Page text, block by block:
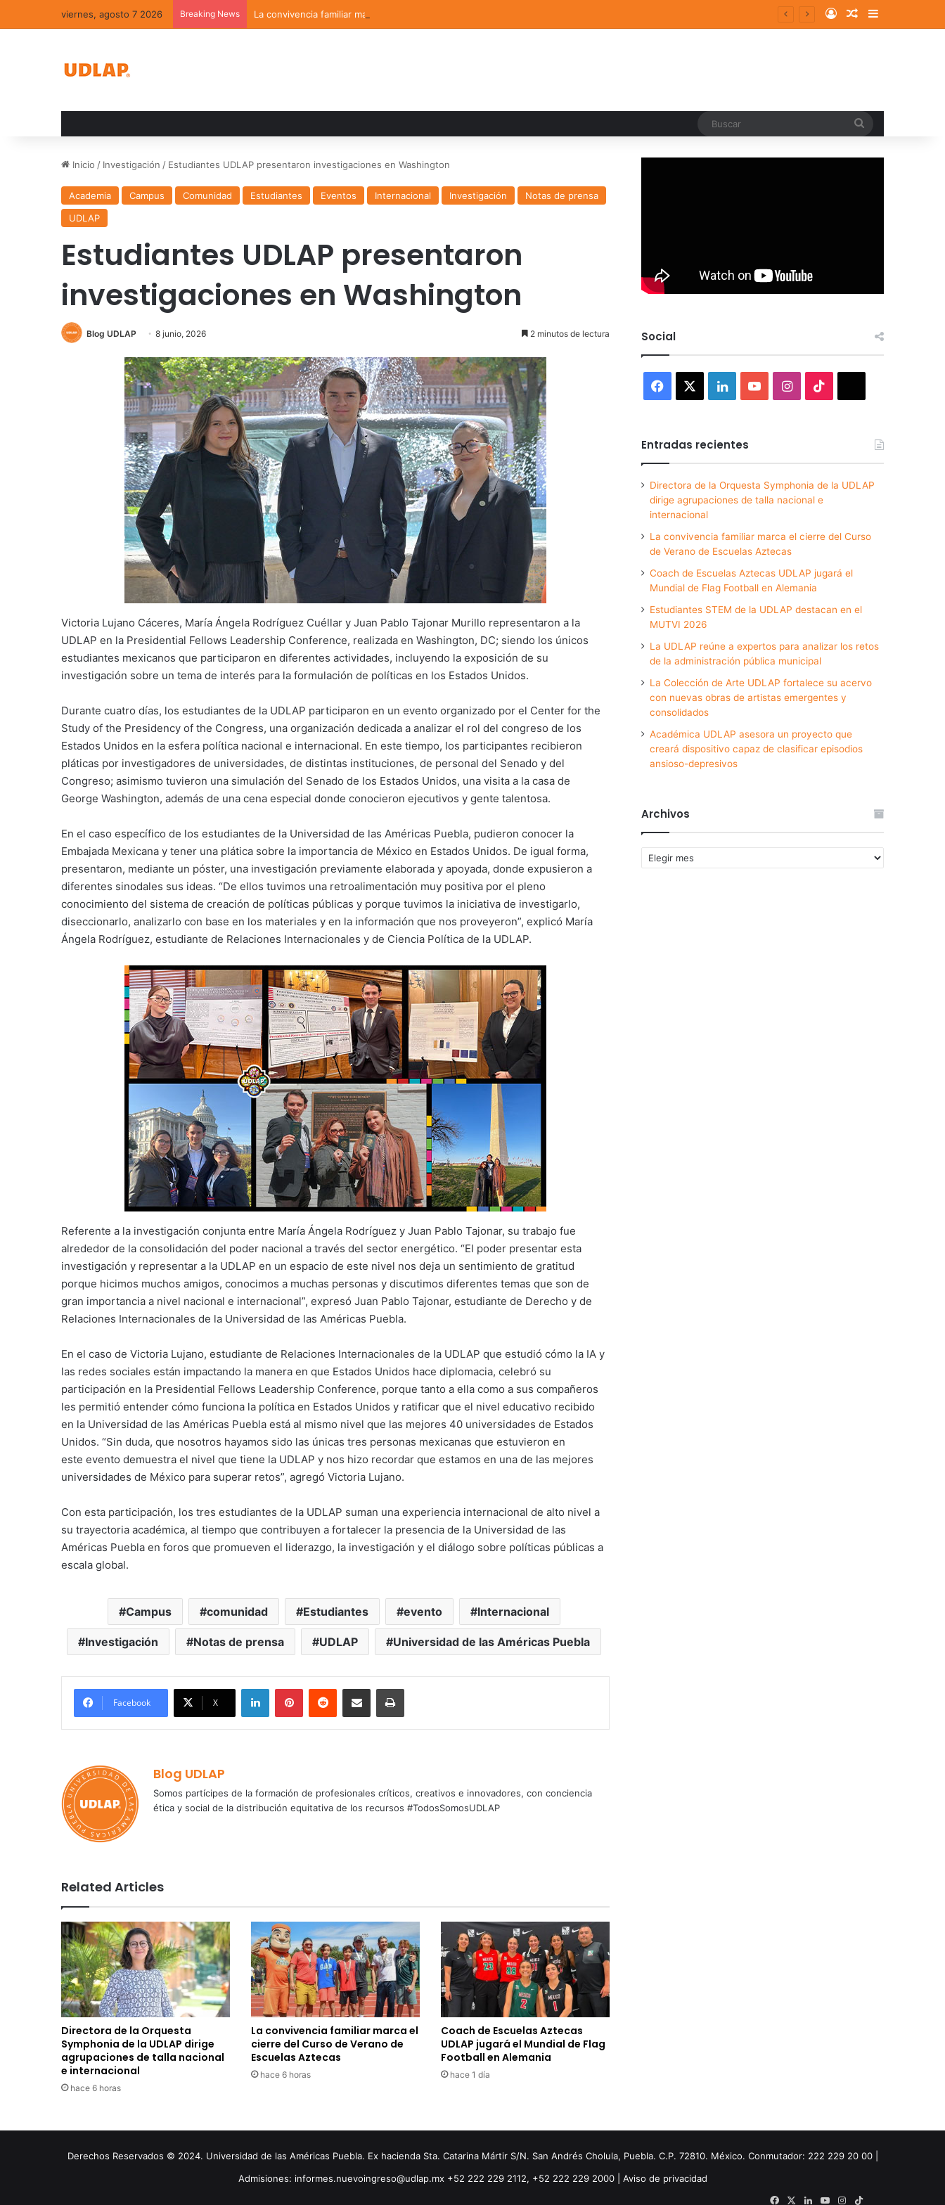
viernes, agosto 7 2026 Breaking News La convivencia familiar marca el cierre del Curso de Verano de Escuelas Aztecas Log InRandom Article
Sidebar
Inicio / Investigación / Estudiantes UDLAP presentaron investigaciones en Washington
Academia Campus Comunidad Estudiantes Eventos Internacional Investigación
Notas de prensa
UDLAP
Estudiantes UDLAP presentaron
investigaciones en Washington
Blog UDLAP 8 junio, 2026 2 minutos de lectura
Victoria Lujano Cáceres, María Ángela Rodríguez Cuéllar y Juan Pablo Tajonar Murillo representaron a la
UDLAP en la Presidential Fellows Leadership Conference, realizada en Washington, DC; siendo los únicos
estudiantes mexicanos que participaron en diferentes actividades, incluyendo la exposición de su
investigación sobre un tema de interés para la formulación de políticas en los Estados Unidos.
Durante cuatro días, los estudiantes de la UDLAP participaron en un evento organizado por el Center for the
Study of the Presidency of the Congress, una organización dedicada a analizar el rol del congreso de los
Estados Unidos en la esfera política nacional e internacional. En este tiempo, los participantes recibieron
pláticas por investigadores de universidades, de distintas instituciones, de personal del Senado y del
Congreso; asimismo tuvieron una simulación del Senado de los Estados Unidos, una visita a la casa de
George Washington, además de una cena especial donde conocieron ejecutivos y gente talentosa.
En el caso específico de los estudiantes de la Universidad de las Américas Puebla, pudieron conocer la
Embajada Mexicana y tener una plática sobre la importancia de México en Estados Unidos. De igual forma,
presentaron, mediante un póster, una investigación previamente elaborada y apoyada, donde expusieron a
diferentes sinodales sus ideas. “De ellos tuvimos una retroalimentación muy positiva por el pleno
conocimiento del sistema de creación de políticas públicas y porque tuvimos la iniciativa de investigarlo,
diseccionarlo, analizarlo con base en los materiales y en la información que nos proveyeron”, explicó María
Ángela Rodríguez, estudiante de Relaciones Internacionales y de Ciencia Política de la UDLAP.
Referente a la investigación conjunta entre María Ángela Rodríguez y Juan Pablo Tajonar, su trabajo fue
alrededor de la consolidación del poder nacional a través del sector energético. “El poder presentar esta
investigación y representar a la UDLAP en un espacio de este nivel nos deja un sentimiento de gratitud
porque hicimos muchos amigos, conocimos a muchas personas y discutimos diferentes temas que son de
gran importancia a nivel nacional e internacional”, expresó Juan Pablo Tajonar, estudiante de Derecho y de
Relaciones Internacionales de la Universidad de las Américas Puebla.
En el caso de Victoria Lujano, estudiante de Relaciones Internacionales de la UDLAP que estudió cómo la IA y
las redes sociales están impactando la manera en que Estados Unidos hace diplomacia, celebró su
participación en la Presidential Fellows Leadership Conference, porque tanto a ella como a sus compañeros
les permitió entender cómo funciona la política en Estados Unidos y ratificar que el nivel educativo recibido
en la Universidad de las Américas Puebla está al mismo nivel que las mejores 40 universidades de Estados
Unidos. “Sin duda, que nosotros hayamos sido las únicas tres personas mexicanas que estuvieron en
este evento demuestra el nivel que tiene la UDLAP y nos hizo recordar que estamos en una de las mejores
universidades de México para superar retos”, agregó Victoria Lujano.
Con esta participación, los tres estudiantes de la UDLAP suman una experiencia internacional de alto nivel a
su trayectoria académica, al tiempo que contribuyen a fortalecer la presencia de la Universidad de las
Américas Puebla en foros que promueven el liderazgo, la investigación y el diálogo sobre políticas públicas a
escala global.
Campus comunidad Estudiantes evento Internacional
Investigación Notas de prensa UDLAP Universidad de las Américas Puebla
Facebook X
LinkedInPinterestReddit Share via Email Print
Blog UDLAP
Somos partícipes de la formación de profesionales críticos, creativos e innovadores, con conciencia
ética y social de la distribución equitativa de los recursos #TodosSomosUDLAP
Related Articles
Directora de la Orquesta
Symphonia de la UDLAP dirige
agrupaciones de talla nacional
e internacional
hace 6 horas
La convivencia familiar marca el
cierre del Curso de Verano de
Escuelas Aztecas
hace 6 horas
Coach de Escuelas Aztecas
UDLAP jugará el Mundial de Flag
Football en Alemania
hace 1 día
Social
Facebook LinkedInYouTubeInstagram
Entradas recientes
Directora de la Orquesta Symphonia de la UDLAP
dirige agrupaciones de talla nacional e
internacional
La convivencia familiar marca el cierre del Curso
de Verano de Escuelas Aztecas
Coach de Escuelas Aztecas UDLAP jugará el
Mundial de Flag Football en Alemania
Estudiantes STEM de la UDLAP destacan en el
MUTVI 2026
La UDLAP reúne a expertos para analizar los retos
de la administración pública municipal
La Colección de Arte UDLAP fortalece su acervo
con nuevas obras de artistas emergentes y
consolidados
Académica UDLAP asesora un proyecto que
creará dispositivo capaz de clasificar episodios
ansioso-depresivos
Archivos
Archivos
Derechos Reservados © 2024. Universidad de las Américas Puebla. Ex hacienda Sta. Catarina Mártir S/N. San Andrés Cholula, Puebla. C.P. 72810. México. Conmutador: 222 229 20 00 |
Admisiones: informes.nuevoingreso@udlap.mx +52 222 229 2112, +52 222 229 2000 | Aviso de privacidad
Facebook
X LinkedInYouTubeInstagram
TikTok